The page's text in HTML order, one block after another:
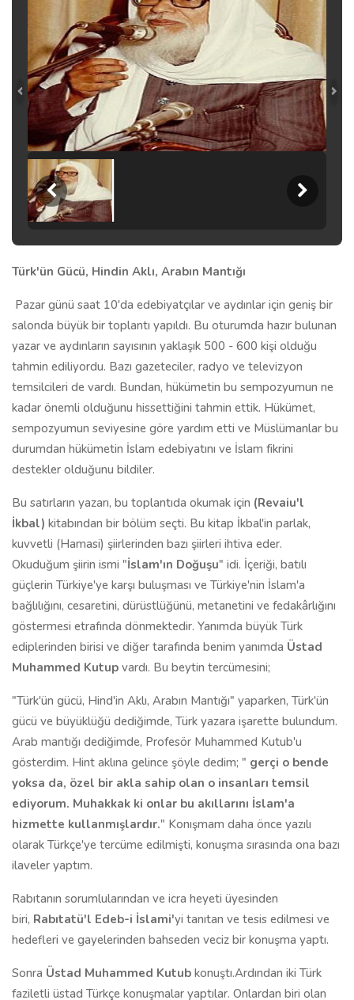
Türk'ün Gücü, Hindin Aklı, Arabın Mantığı
Pazar günü saat 10'da edebiyatçılar ve aydınlar için geniş bir
salonda büyük bir toplantı yapıldı. Bu oturumda hazır bulunan
yazar ve aydınların sayısının yaklaşık 500 - 600 kişi olduğu
tahmin ediliyordu. Bazı gazeteciler, radyo ve televizyon
temsilcileri de vardı. Bundan, hükümetin bu sempozyumun ne
kadar önemli olduğunu hissettiğini tahmin ettik. Hükümet,
sempozyumun seviyesine göre yardım etti ve Müslümanlar bu
durumdan hükümetin İslam edebiyatını ve İslam fikrini
destekler olduğunu bildiler.
Bu satırların yazarı, bu toplantıda okumak için (Revaiu'l
İkbal) kitabından bir bölüm seçti. Bu kitap İkbal'in parlak,
kuvvetli (Hamasi) şiirlerinden bazı şiirleri ihtiva eder.
Okuduğum şiirin ismi "İslam'ın Doğuşu" idi. İçeriği, batılı
güçlerin Türkiye'ye karşı buluşması ve Türkiye'nin İslam'a
bağlılığını, cesaretini, dürüstlüğünü, metanetini ve fedakârlığını
göstermesi etrafında dönmektedir. Yanımda büyük Türk
ediplerinden birisi ve diğer tarafında benim yanımda Üstad
Muhammed Kutup vardı. Bu beytin tercümesini;
"Türk'ün gücü, Hind'in Aklı, Arabın Mantığı" yaparken, Türk'ün
gücü ve büyüklüğü dediğimde, Türk yazara işarette bulundum.
Arab mantığı dediğimde, Profesör Muhammed Kutub'u
gösterdim. Hint aklına gelince şöyle dedim; " gerçi o bende
yoksa da, özel bir akla sahip olan o insanları temsil
ediyorum. Muhakkak ki onlar bu akıllarını İslam'a
hizmette kullanmışlardır." Konışmam daha önce yazılı
olarak Türkçe'ye tercüme edilmişti, konuşma sırasında ona bazı
ilaveler yaptım.
Rabıtanın sorumlularından ve icra heyeti üyesinden
biri, Rabıtatü'l Edeb-i İslami'yi tanıtan ve tesis edilmesi ve
hedefleri ve gayelerinden bahseden veciz bir konuşma yaptı.
Sonra Üstad Muhammed Kutub konuştı.Ardından iki Türk
faziletli üstad Türkçe konuşmalar yaptılar. Onlardan biri olan